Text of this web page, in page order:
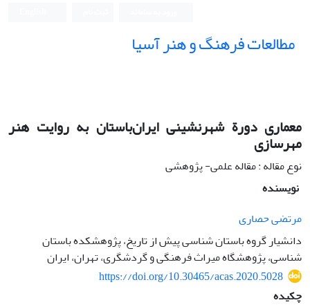
مطالعات فرهنگ و هنر آسیا
معماری دورة شهرنشینی ایران‌باستان به روایت هنر
مهرسازی
نوع مقاله : مقاله علمی- پژوهشی
نویسنده
مرتضی حصاری
دانشیار گروه باستان شناسی پیش از تاریخ، پژوهشکده باستان
شناسی، پژوهشگاه میراث فرهنگی و گردشگری، تهران، ایران
https://doi.org/10.30465/acas.2020.5028
چکیده